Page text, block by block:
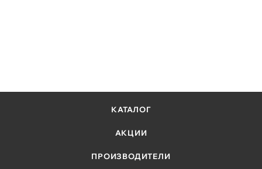
КАТАЛОГ
АКЦИИ
ПРОИЗВОДИТЕЛИ